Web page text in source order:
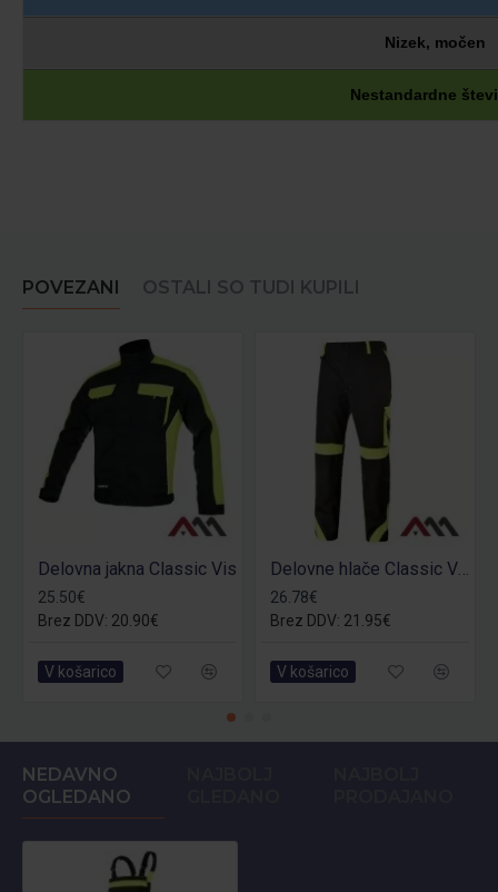
Nizek, močen
Nestandardne
POVEZANI OSTALI SO TUDI KUPILI
Delovna jakna Classic Vis
25.50€
Brez DDV: 20.90€
V košarico
Delovne hlače Classic Vis
26.78€
Brez DDV: 21.95€
V košarico
NEDAVNO
OGLEDANO